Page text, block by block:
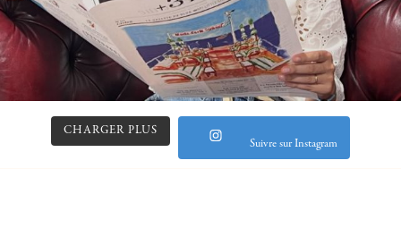
CHARGER PLUS
Suivre sur Instagram